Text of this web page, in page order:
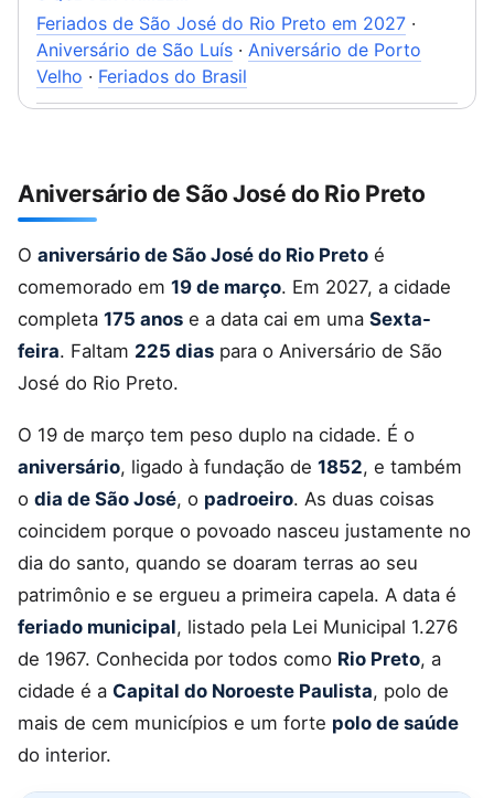
Feriados de São José do Rio Preto em 2027 ·
Aniversário de São Luís · Aniversário de Porto
Velho · Feriados do Brasil
Aniversário de São José do Rio Preto
O aniversário de São José do Rio Preto é
comemorado em 19 de março. Em 2027, a cidade
completa 175 anos e a data cai em uma Sexta-
feira. Faltam 225 dias para o Aniversário de São
José do Rio Preto.
O 19 de março tem peso duplo na cidade. É o
aniversário, ligado à fundação de 1852, e também
o dia de São José, o padroeiro. As duas coisas
coincidem porque o povoado nasceu justamente no
dia do santo, quando se doaram terras ao seu
patrimônio e se ergueu a primeira capela. A data é
feriado municipal, listado pela Lei Municipal 1.276
de 1967. Conhecida por todos como Rio Preto, a
cidade é a Capital do Noroeste Paulista, polo de
mais de cem municípios e um forte polo de saúde
do interior.